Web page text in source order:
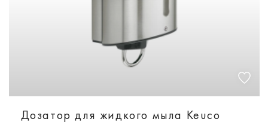
Дозатор для жидкого мыла Keuco